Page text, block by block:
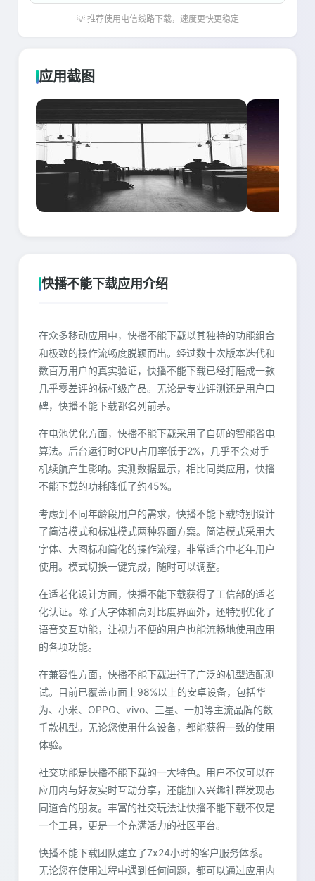
💡 推荐使用电信线路下载，速度更快更稳定
应用截图
快播不能下载应用介绍
在众多移动应用中，快播不能下载以其独特的功能组合
和极致的操作流畅度脱颖而出。经过数十次版本迭代和
数百万用户的真实验证，快播不能下载已经打磨成一款
几乎零差评的标杆级产品。无论是专业评测还是用户口
碑，快播不能下载都名列前茅。
在电池优化方面，快播不能下载采用了自研的智能省电
算法。后台运行时CPU占用率低于2%，几乎不会对手
机续航产生影响。实测数据显示，相比同类应用，快播
不能下载的功耗降低了约45%。
考虑到不同年龄段用户的需求，快播不能下载特别设计
了简洁模式和标准模式两种界面方案。简洁模式采用大
字体、大图标和简化的操作流程，非常适合中老年用户
使用。模式切换一键完成，随时可以调整。
在适老化设计方面，快播不能下载获得了工信部的适老
化认证。除了大字体和高对比度界面外，还特别优化了
语音交互功能，让视力不便的用户也能流畅地使用应用
的各项功能。
在兼容性方面，快播不能下载进行了广泛的机型适配测
试。目前已覆盖市面上98%以上的安卓设备，包括华
为、小米、OPPO、vivo、三星、一加等主流品牌的数
千款机型。无论您使用什么设备，都能获得一致的使用
体验。
社交功能是快播不能下载的一大特色。用户不仅可以在
应用内与好友实时互动分享，还能加入兴趣社群发现志
同道合的朋友。丰富的社交玩法让快播不能下载不仅是
一个工具，更是一个充满活力的社区平台。
快播不能下载团队建立了7x24小时的客户服务体系。
无论您在使用过程中遇到任何问题，都可以通过应用内